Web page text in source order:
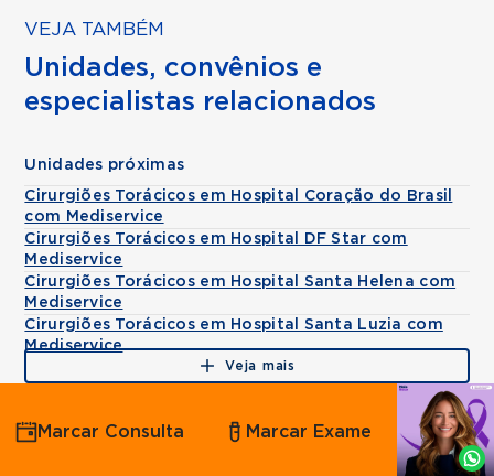
VEJA TAMBÉM
Unidades, convênios e
especialistas relacionados
Unidades próximas
Cirurgiões Torácicos em Hospital Coração do Brasil
com Mediservice
Cirurgiões Torácicos em Hospital DF Star com
Mediservice
Cirurgiões Torácicos em Hospital Santa Helena com
Mediservice
Cirurgiões Torácicos em Hospital Santa Luzia com
Mediservice
Veja mais
Agende
por
Whatsapp
Marcar Consulta Marcar Exame